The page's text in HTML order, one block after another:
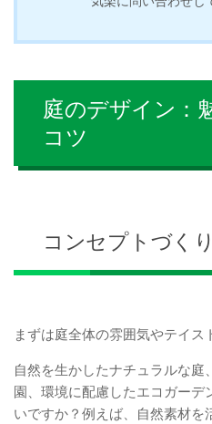
庭のデザイン：
コツ
コンセプトづく
まずは庭全体の雰囲気やテイス
自然を生かしたナチュラルな庭
園、環境に配慮したエコガーデ
いですか？例えば、自然素材を